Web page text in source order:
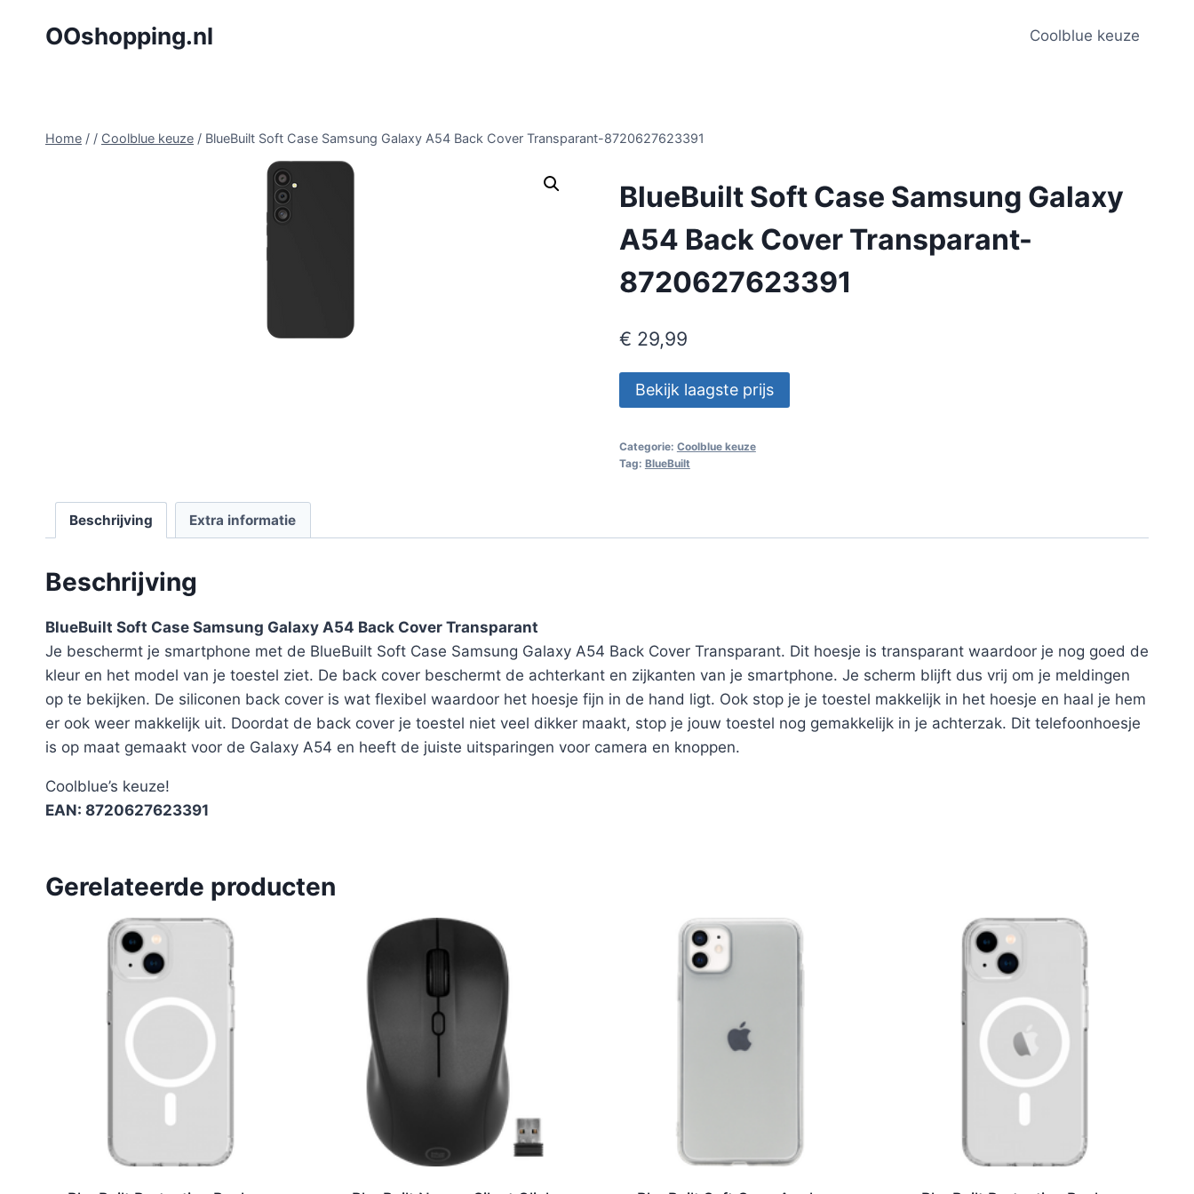
OOshopping.nl Coolblue keuze
Home / / Coolblue keuze / BlueBuilt Soft Case Samsung Galaxy A54 Back Cover Transparant-8720627623391
BlueBuilt Soft Case Samsung Galaxy
A54 Back Cover Transparant-
8720627623391
€ 29,99
Bekijk laagste prijs
Categorie: Coolblue keuze
Tag: BlueBuilt
Beschrijving Extra informatie
Beschrijving
BlueBuilt Soft Case Samsung Galaxy A54 Back Cover Transparant
Je beschermt je smartphone met de BlueBuilt Soft Case Samsung Galaxy A54 Back Cover Transparant. Dit hoesje is transparant waardoor je nog goed de
kleur en het model van je toestel ziet. De back cover beschermt de achterkant en zijkanten van je smartphone. Je scherm blijft dus vrij om je meldingen
op te bekijken. De siliconen back cover is wat flexibel waardoor het hoesje fijn in de hand ligt. Ook stop je je toestel makkelijk in het hoesje en haal je hem
er ook weer makkelijk uit. Doordat de back cover je toestel niet veel dikker maakt, stop je jouw toestel nog gemakkelijk in je achterzak. Dit telefoonhoesje
is op maat gemaakt voor de Galaxy A54 en heeft de juiste uitsparingen voor camera en knoppen.
Coolblue’s keuze!
EAN: 8720627623391
Gerelateerde producten